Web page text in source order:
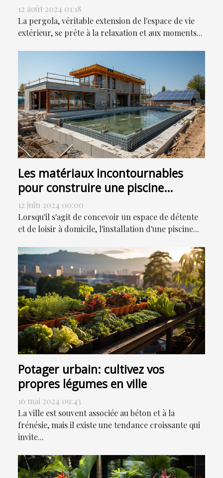
votre pergola
12 août 2024 01:18
La pergola, véritable extension de l'espace de vie
extérieur, se prête à la relaxation et aux moments...
Les matériaux incontournables
pour construire une piscine
durable
12 juin 2024 00:00
Lorsqu'il s'agit de concevoir un espace de détente
et de loisir à domicile, l'installation d'une piscine...
Potager urbain: cultivez vos
propres légumes en ville
16 mai 2024 09:43
La ville est souvent associée au béton et à la
frénésie, mais il existe une tendance croissante qui
invite...